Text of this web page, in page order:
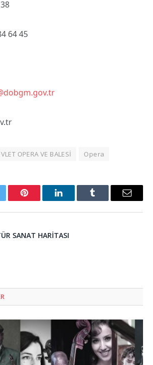
64 45
OPERA VE BALESİ Opera
Pinterest LinkedInTumblr Email
SANAT HARITASI